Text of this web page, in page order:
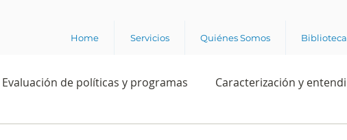
Home Servicios Quiénes Somos Biblioteca
Evaluación de políticas y programas Caracterización y